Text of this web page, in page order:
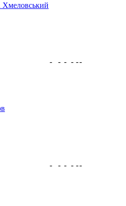
Хмеловський
- - - - --
- - - - --